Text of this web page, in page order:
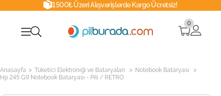
1500₺ Üzeri Alışverişlerde Kargo Ücretsiz!
0
Anasayfa > Tüketici Elektroniği ve Bataryaları > Notebook Bataryası >
Hp 245 G9 Notebook Bataryası - Pili / RETRO